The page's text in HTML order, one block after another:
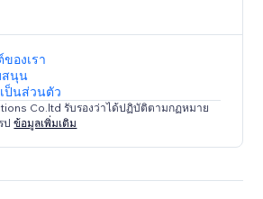
องเรา
สนุน
ป็นส่วนตัว
Co.ltd รับรองว่าได้ปฏิบัติตามกฏหมาย
ปข้อมูลเพิ่มเติม